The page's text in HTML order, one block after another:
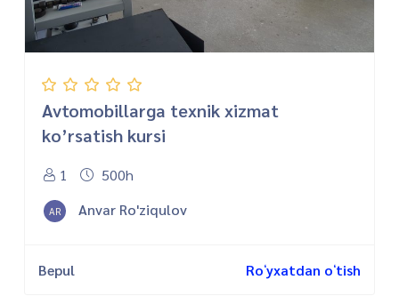
Avtomobillarga texnik xizmat
ko’rsatish kursi
1 500h
AR Anvar Ro'ziqulov
Bepul Roʻyxatdan oʻtish